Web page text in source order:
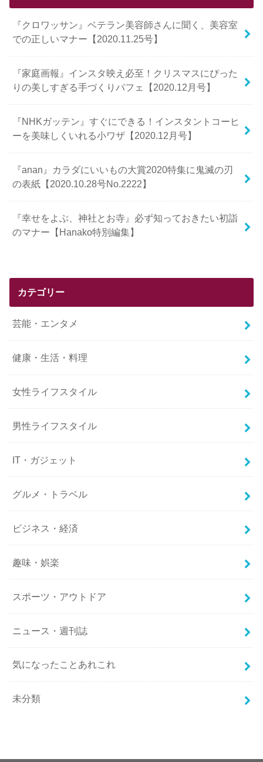
『クロワッサン』ベテラン美容師さんに聞く、美容室
での正しいマナー【2020.11.25号】
『家庭画報』インスタ映え必至！クリスマスにぴった
りの美しすぎる手づくりパフェ【2020.12月号】
『NHKガッテン』すぐにできる！インスタントコーヒ
ーを美味しくいれる小ワザ【2020.12月号】
『anan』カラダにいいもの大賞2020特集に鬼滅の刃
の表紙【2020.10.28号No.2222】
『幸せをよぶ、神社とお寺』必ず知っておきたい初詣
のマナー【Hanako特別編集】
カテゴリー
芸能・エンタメ
健康・生活・料理
女性ライフスタイル
男性ライフスタイル
IT・ガジェット
グルメ・トラベル
ビジネス・経済
趣味・娯楽
スポーツ・アウトドア
ニュース・週刊誌
気になったことあれこれ
未分類